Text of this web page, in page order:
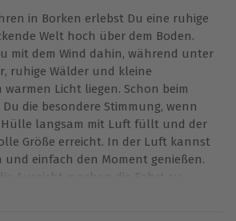
in Borken erlebst Du eine ruhige
Welt hoch über dem Boden.
mit dem Wind dahin, während unter
ruhige Wälder und kleine
warmen Licht liegen. Schon beim
die besondere Stimmung, wenn
Hülle langsam mit Luft füllt und der
Größe erreicht. In der Luft kannst
und einfach den Moment genießen.
Aussicht machen die Fahrt zu
Nach der Landung erlebt